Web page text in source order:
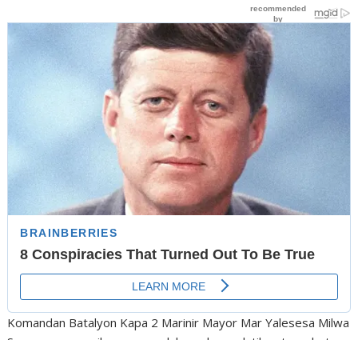
Komandan Batalyon Kapa 2 Marinir Mayor Mar Yalesesa Milwa